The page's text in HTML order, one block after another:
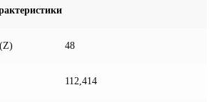
48
112,414